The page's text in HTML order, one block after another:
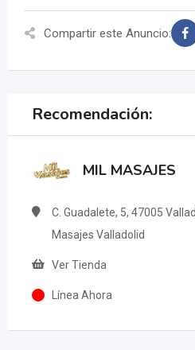
Compartir este Anuncio:
Recomendación:
MIL MASAJES
C. Guadalete, 5, 47005
Masajes Valladolid
Ver Tienda
Línea Ahora